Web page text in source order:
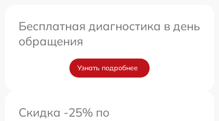
Бесплатная диагностика в день
обращения
Узнать подробнее
Скидка -25% по